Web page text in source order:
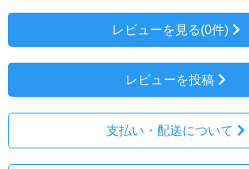
レビューを見る(0件)
レビューを投稿
支払い・配送について